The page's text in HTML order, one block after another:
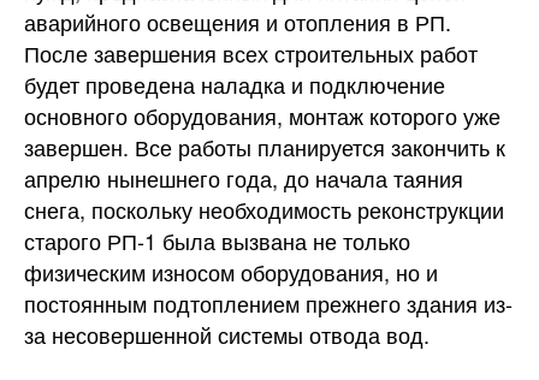
аварийного освещения и отопления в РП.
После завершения всех строительных работ
будет проведена наладка и подключение
основного оборудования, монтаж которого уже
завершен. Все работы планируется закончить к
апрелю нынешнего года, до начала таяния
снега, поскольку необходимость реконструкции
старого РП-1 была вызвана не только
физическим износом оборудования, но и
постоянным подтоплением прежнего здания из-
за несовершенной системы отвода вод.